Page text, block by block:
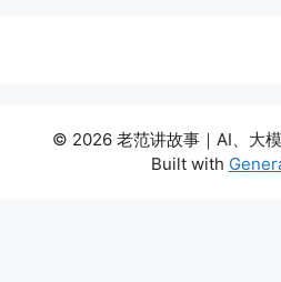
© 2026 老范讲故事｜AI、大
Built with